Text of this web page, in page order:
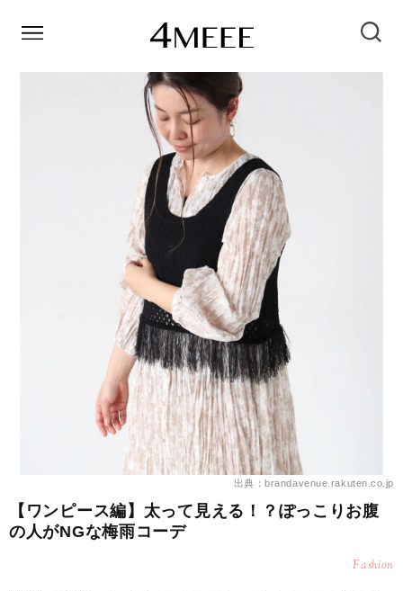
出典：brandavenue.rakuten.co.jp
【ワンピース編】太って見える！？ぽっこりお腹
の人がNGな梅雨コーデ
Fashion